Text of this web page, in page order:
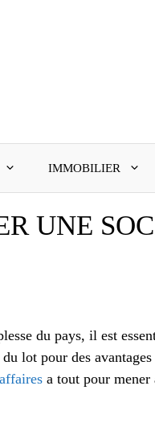
IMMOBILIER
UNE
du pays, il est
lot pour des avantages
a tout pour mener